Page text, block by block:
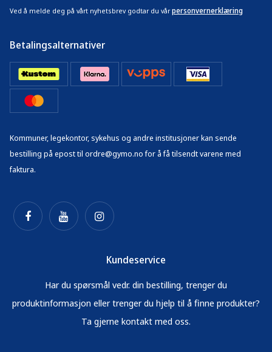
Ved å melde deg på vårt nyhetsbrev godtar du vår personvernerklæring
Betalingsalternativer
Kommuner, legekontor, sykehus og andre institusjoner kan sende
bestilling på epost til ordre@gymo.no for å få tilsendt varene med
faktura.
Kundeservice
Har du spørsmål vedr. din bestilling, trenger du
produktinformasjon eller trenger du hjelp til å finne produkter?
Ta gjerne kontakt med oss.